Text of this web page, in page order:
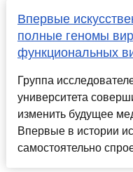
Впервые
полные геномы
функциональных
Группа
университета
изменить будущее
Впервые в истории
самостоятельно